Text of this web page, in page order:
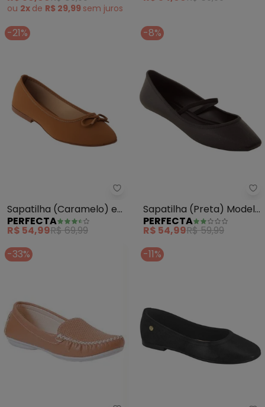
ou 2x de R$ 29,99 sem juros
-21%
Perfecta - Sapatilha
Sapatilha (Caramelo) em
Sintético
PERFECTA
R$ 54,99R$ 69,99
-8%
Sapatilha (Preta) Modelo
Bailarina
PERFECTA
R$ 54,99R$ 59,99
-33%
-11%